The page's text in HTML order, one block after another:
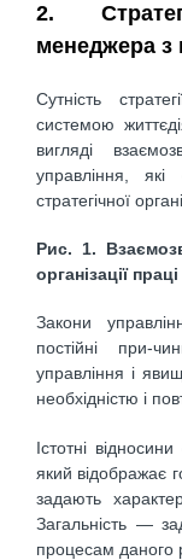
2.
менеджера з
Сутність
системою
вигляді
управління, які
стратегічної
Рис. 1.
організації праці
Закони
постійні при-
управління і
необхідністю і
Істотні
який відображає
задають
Загальність —
процесам даного